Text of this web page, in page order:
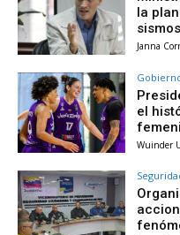
la
sismos
Janna
el
Wuinder